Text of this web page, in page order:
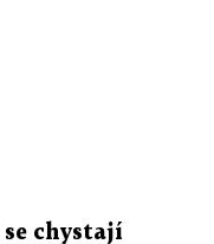
se chystají